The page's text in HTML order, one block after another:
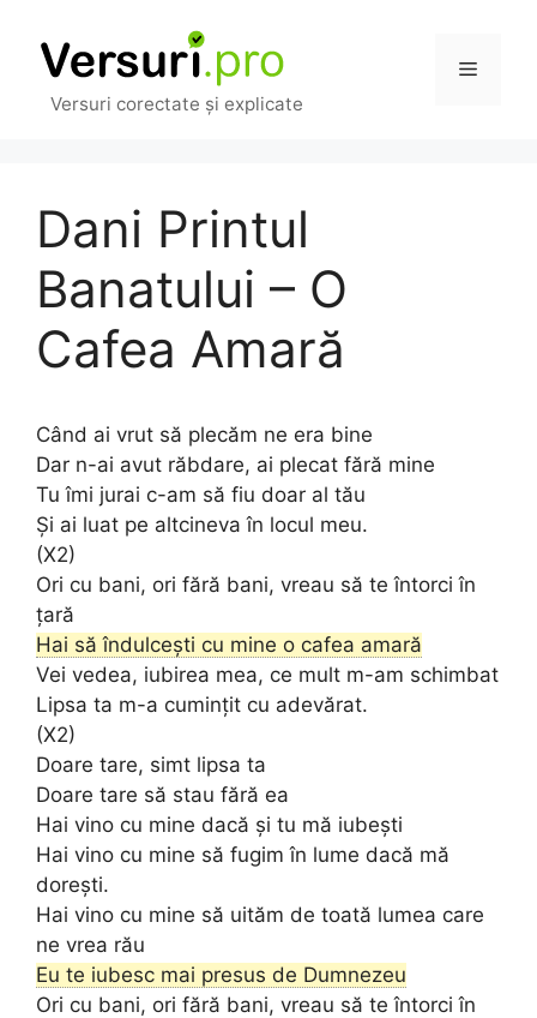
conținut
Versuri corectate și explicate
Meniu
Dani Printul
Banatului – O
Cafea Amară
Când ai vrut să plecăm ne era bine
Dar n-ai avut răbdare, ai plecat fără mine
Tu îmi jurai c-am să fiu doar al tău
Și ai luat pe altcineva în locul meu.
(X2)
Ori cu bani, ori fără bani, vreau să te întorci în
țară
Hai să îndulcești cu mine o cafea amară
Vei vedea, iubirea mea, ce mult m-am schimbat
Lipsa ta m-a cumințit cu adevărat.
(X2)
Doare tare, simt lipsa ta
Doare tare să stau fără ea
Hai vino cu mine dacă și tu mă iubești
Hai vino cu mine să fugim în lume dacă mă
dorești.
Hai vino cu mine să uităm de toată lumea care
ne vrea rău
Eu te iubesc mai presus de Dumnezeu
Ori cu bani, ori fără bani, vreau să te întorci în